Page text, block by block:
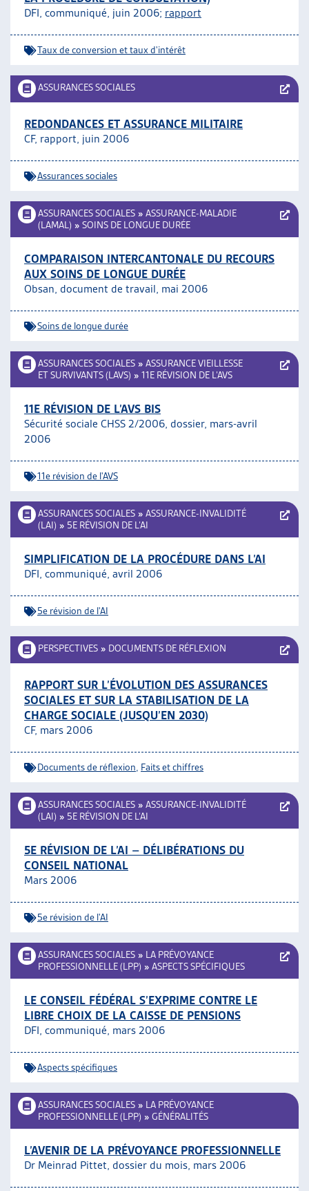
DFI, communiqué, juin 2006; rapport
Taux de conversion et taux d'intérêt
ASSURANCES SOCIALES
REDONDANCES ET ASSURANCE MILITAIRE
CF, rapport, juin 2006
Assurances sociales
ASSURANCES SOCIALES » ASSURANCE-MALADIE
(LAMAL) » SOINS DE LONGUE DURÉE
COMPARAISON INTERCANTONALE DU RECOURS
AUX SOINS DE LONGUE DURÉE
Obsan, document de travail, mai 2006
Soins de longue durée
ASSURANCES SOCIALES » ASSURANCE VIEILLESSE
ET SURVIVANTS (LAVS) » 11E RÉVISION DE L’AVS
11E RÉVISION DE L’AVS BIS
Sécurité sociale CHSS 2/2006, dossier, mars-avril
2006
11e révision de l'AVS
ASSURANCES SOCIALES » ASSURANCE-INVALIDITÉ
(LAI) » 5E RÉVISION DE L’AI
SIMPLIFICATION DE LA PROCÉDURE DANS L’AI
DFI, communiqué, avril 2006
5e révision de l'AI
PERSPECTIVES » DOCUMENTS DE RÉFLEXION
RAPPORT SUR L’ÉVOLUTION DES ASSURANCES
SOCIALES ET SUR LA STABILISATION DE LA
CHARGE SOCIALE (JUSQU’EN 2030)
CF, mars 2006
Documents de réflexion Faits et chiffres
ASSURANCES SOCIALES » ASSURANCE-INVALIDITÉ
(LAI) » 5E RÉVISION DE L’AI
5E RÉVISION DE L’AI – DÉLIBÉRATIONS DU
CONSEIL NATIONAL
Mars 2006
5e révision de l'AI
ASSURANCES SOCIALES » LA PRÉVOYANCE
PROFESSIONNELLE (LPP) » ASPECTS SPÉCIFIQUES
LE CONSEIL FÉDÉRAL S’EXPRIME CONTRE LE
LIBRE CHOIX DE LA CAISSE DE PENSIONS
DFI, communiqué, mars 2006
Aspects spécifiques
ASSURANCES SOCIALES » LA PRÉVOYANCE
PROFESSIONNELLE (LPP) » GÉNÉRALITÉS
L’AVENIR DE LA PRÉVOYANCE PROFESSIONNELLE
Dr Meinrad Pittet, dossier du mois, mars 2006